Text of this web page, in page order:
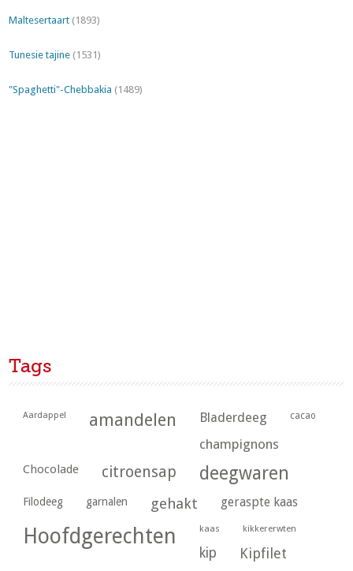
Maltesertaart (1893)
Tunesie tajine (1531)
"Spaghetti"-Chebbakia (1489)
Tags
Aardappel amandelen Bladerdeeg cacao
champignons
Chocolade citroensap deegwaren
Filodeeg garnalen gehakt geraspte kaas
Hoofdgerechten kaas kikkererwten
kip Kipfilet